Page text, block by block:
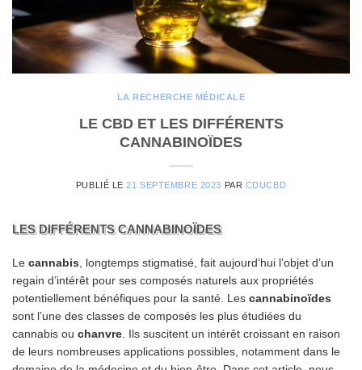
LA RECHERCHE MÉDICALE
LE CBD ET LES DIFFÉRENTS
CANNABINOÏDES
PUBLIÉ LE21 SEPTEMBRE 2023 PAR CDUCBD
LES DIFFÉRENTS CANNABINOÏDES
Le cannabis , longtemps stigmatisé, fait aujourd’hui l’objet d’un
regain d’intérêt pour ses composés naturels aux propriétés
potentiellement bénéfiques pour la santé. Les cannabinoïdes
sont l’une des classes de composés les plus étudiées du
cannabis ou chanvre . Ils suscitent un intérêt croissant en raison
de leurs nombreuses applications possibles, notamment dans le